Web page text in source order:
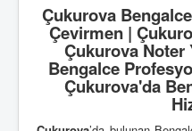
Çukurova
Çevirmen |
Çukurova Noter
Bengalce
Çukurova'da